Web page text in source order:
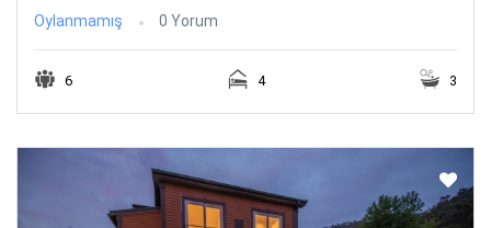
Oylanmamış 0 Yorum
6 4 3